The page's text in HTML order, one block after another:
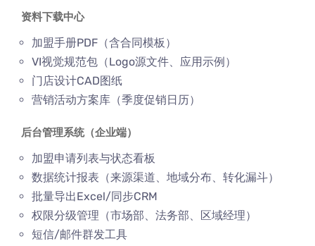
资料下载中心
加盟手册PDF（含合同模板）
VI视觉规范包（Logo源文件、应用示例）
门店设计CAD图纸
营销活动方案库（季度促销日历）
后台管理系统（企业端）
加盟申请列表与状态看板
数据统计报表（来源渠道、地域分布、转化漏斗）
批量导出Excel/同步CRM
权限分级管理（市场部、法务部、区域经理）
短信/邮件群发工具